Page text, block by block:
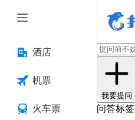
酒店
机票
火车票
我要提问
问答标签